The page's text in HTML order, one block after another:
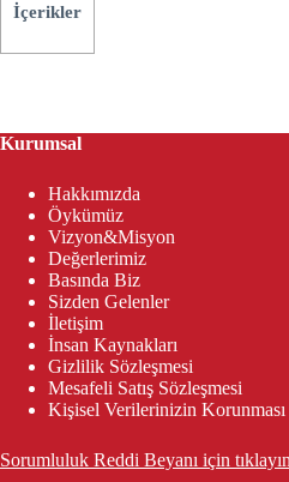
İçerikler
Kurumsal
Hakkımızda
Öykümüz
Vizyon&Misyon
Değerlerimiz
Basında Biz
Sizden Gelenler
İletişim
İnsan Kaynakları
Gizlilik Sözleşmesi
Mesafeli Satış Sözleşmesi
Kişisel Verilerinizin
Sorumluluk Reddi Beyanı için